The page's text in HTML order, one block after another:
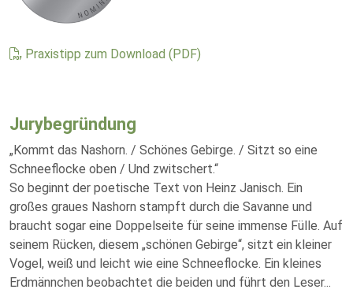
Praxistipp zum Download (PDF)
Jurybegründung
„Kommt das Nashorn. / Schönes Gebirge. / Sitzt so eine
Schneeflocke oben / Und zwitschert.“
So beginnt der poetische Text von Heinz Janisch. Ein
großes graues Nashorn stampft durch die Savanne und
braucht sogar eine Doppelseite für seine immense Fülle. Auf
seinem Rücken, diesem „schönen Gebirge“, sitzt ein kleiner
Vogel, weiß und leicht wie eine Schneeflocke. Ein kleines
Erdmännchen beobachtet die beiden und führt den Leser...